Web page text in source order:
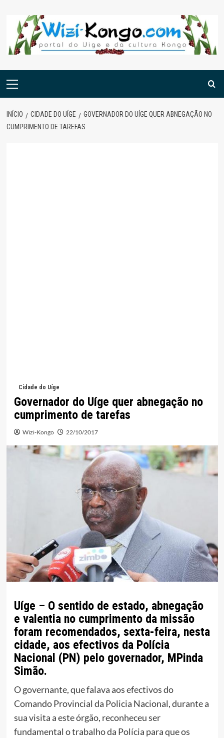
content
Menu
INÍCIO CIDADE DO UÍGE
GOVERNADOR DO UÍGE QUER ABNEGAÇÃO NO
CUMPRIMENTO DE TAREFAS
Cidade do Uíge
Governador do Uíge quer abnegação no
cumprimento de tarefas
Wizi-Kongo 22/10/2017
Uíge – O sentido de estado, abnegação
e valentia no cumprimento da missão
foram recomendados, sexta-feira, nesta
cidade, aos efectivos da Polícia
Nacional (PN) pelo governador, MPinda
Simão.
O governante, que falava aos efectivos do
Comando Provincial da Policia Nacional, durante a
sua visita a este órgão, reconheceu ser
fundamental o trabalho da Polícia para que os